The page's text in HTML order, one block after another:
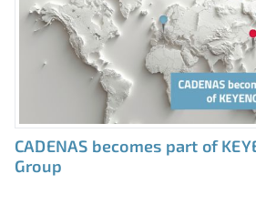
CADENAS becomes part of
Group